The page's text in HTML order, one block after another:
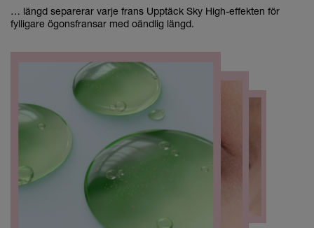
… längd separerar varje frans Upptäck Sky High-effekten för
fylligare ögonsfransar med oändlig längd.